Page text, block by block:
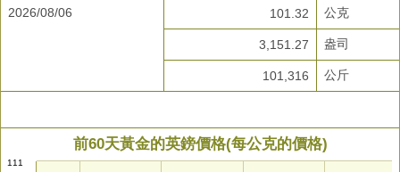
2026/08/06 101.32 公克
3,151.27 盎司
101,316 公斤
前60天黃金的英鎊價格(每公克的價格)
111